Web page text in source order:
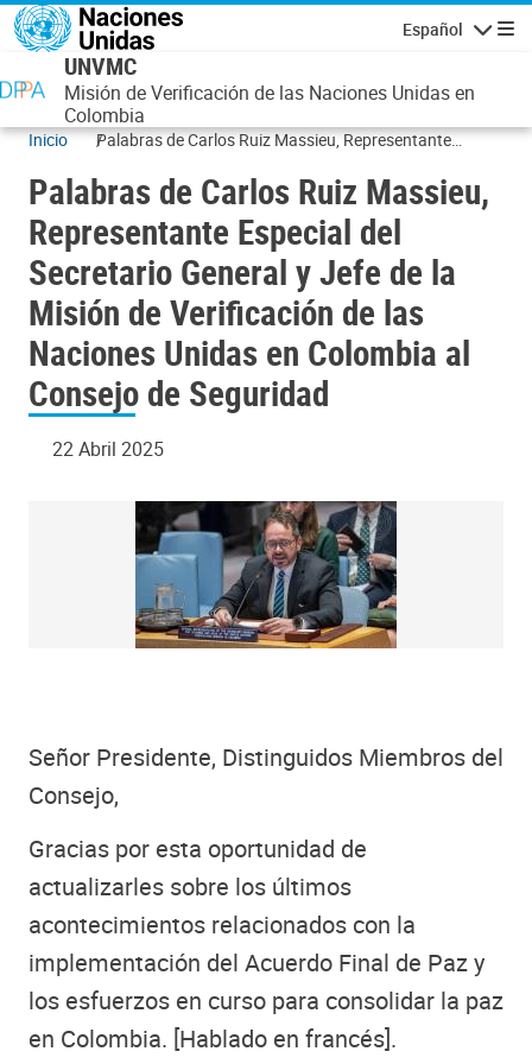
Pasar al contenido principal
Español
UNVMC
Misión de Verificación de las Naciones Unidas en
Colombia
Inicio
Palabras de Carlos Ruiz Massieu, Representante
Verificación de las Naciones Unidas en Colombia al
Consejo de Seguridad
Palabras de Carlos Ruiz Massieu,
Representante Especial del
Secretario General y Jefe de la
Misión de Verificación de las
Naciones Unidas en Colombia al
Consejo de Seguridad
22 Abril 2025
Señor Presidente, Distinguidos Miembros del
Consejo,
Gracias por esta oportunidad de
actualizarles sobre los últimos
acontecimientos relacionados con la
implementación del Acuerdo Final de Paz y
los esfuerzos en curso para consolidar la paz
en Colombia. [Hablado en francés].